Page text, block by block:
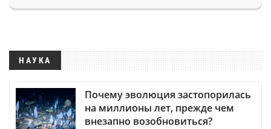
НАУКА
Почему эволюция застопорилась
на миллионы лет, прежде чем
внезапно возобновиться?